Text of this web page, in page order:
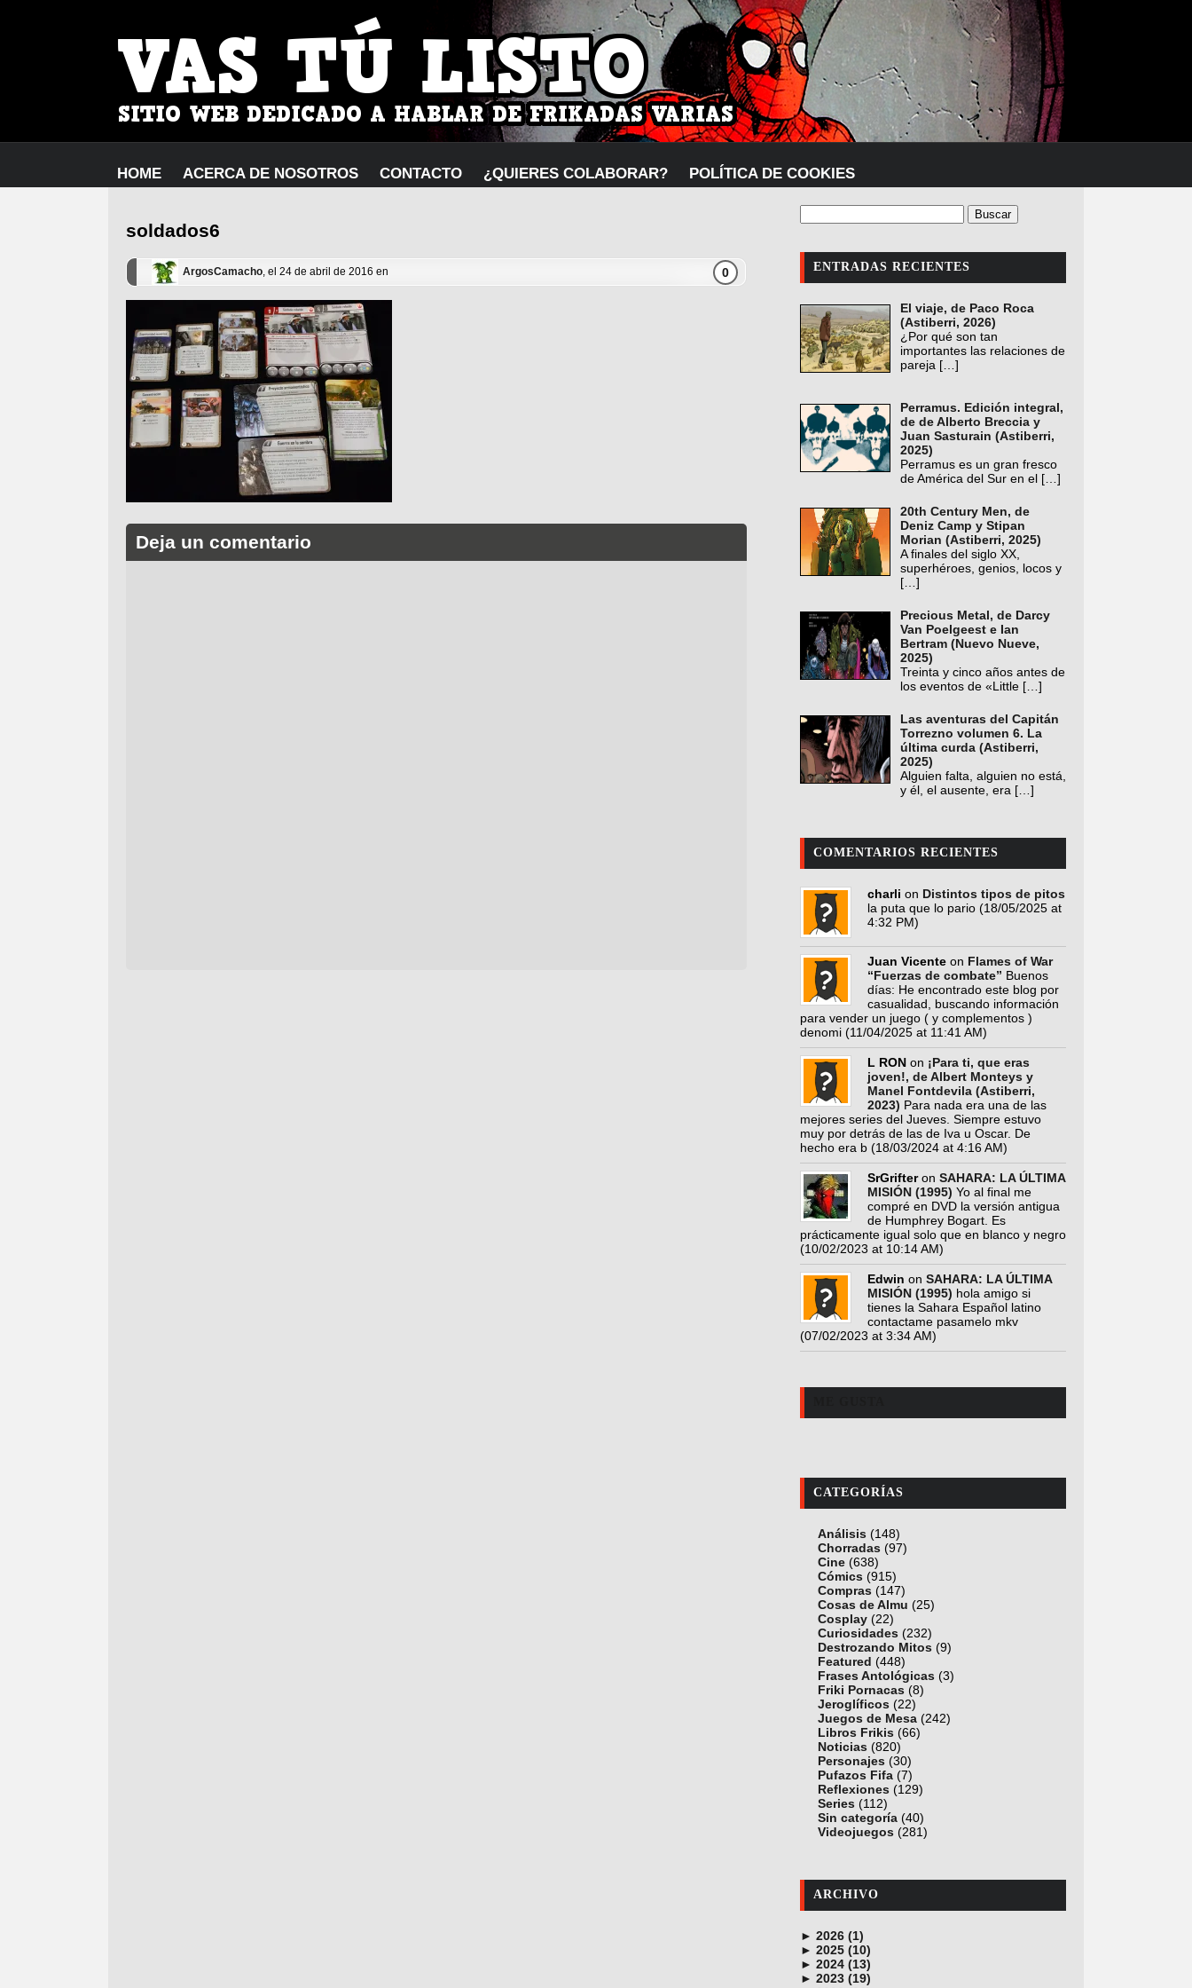
HOME ACERCA DE NOSOTROS CONTACTO ¿QUIERES COLABORAR? POLÍTICA DE COOKIES
soldados6
ArgosCamacho, el 24 de abril de 2016 en 0
Deja un comentario
ENTRADAS RECIENTES
El viaje, de Paco Roca
(Astiberri, 2026)
¿Por qué son tan
importantes las relaciones de
pareja […]
Perramus. Edición integral,
de de Alberto Breccia y
Juan Sasturain (Astiberri,
2025)
Perramus es un gran fresco
de América del Sur en el […]
20th Century Men, de
Deniz Camp y Stipan
Morian (Astiberri, 2025)
A finales del siglo XX,
superhéroes, genios, locos y
[…]
Precious Metal, de Darcy
Van Poelgeest e Ian
Bertram (Nuevo Nueve,
2025)
Treinta y cinco años antes de
los eventos de «Little […]
Las aventuras del Capitán
Torrezno volumen 6. La
última curda (Astiberri,
2025)
Alguien falta, alguien no está,
y él, el ausente, era […]
COMENTARIOS RECIENTES
charli on Distintos tipos de pitos
la puta que lo pario (18/05/2025 at
4:32 PM)
Juan Vicente on Flames of War
“Fuerzas de combate” Buenos
días: He encontrado este blog por
casualidad, buscando información
para vender un juego ( y complementos )
denomi (11/04/2025 at 11:41 AM)
L RON on ¡Para ti, que eras
joven!, de Albert Monteys y
Manel Fontdevila (Astiberri,
2023) Para nada era una de las
mejores series del Jueves. Siempre estuvo
muy por detrás de las de Iva u Oscar. De
hecho era b (18/03/2024 at 4:16 AM)
SrGrifteron SAHARA: LA ÚLTIMA
MISIÓN (1995) Yo al final me
compré en DVD la versión antigua
de Humphrey Bogart. Es
prácticamente igual solo que en blanco y negro
(10/02/2023 at 10:14 AM)
Edwin on SAHARA: LA ÚLTIMA
MISIÓN (1995) hola amigo si
tienes la Sahara Español latino
contactame pasamelo mkv
(07/02/2023 at 3:34 AM)
CATEGORÍAS
Análisis (148)
Chorradas (97)
Cine (638)
Cómics (915)
Compras (147)
Cosas de Almu (25)
Cosplay (22)
Curiosidades (232)
Destrozando Mitos (9)
Featured (448)
Frases Antológicas (3)
Friki Pornacas (8)
Jeroglíficos (22)
Juegos de Mesa (242)
Libros Frikis (66)
Noticias (820)
Personajes (30)
Pufazos Fifa (7)
Reflexiones (129)
Series (112)
Sin categoría (40)
Videojuegos (281)
ARCHIVO
► 2026 (1)
junio (1)
► 2025 (10)
noviembre (1)
octubre (1)
► 2024 (13)
diciembre (4)
► 2023 (19)